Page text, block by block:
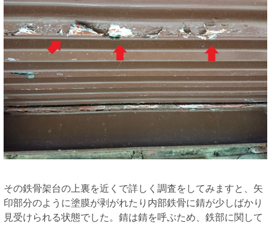
その鉄骨架台の上裏を近くで詳しく調査をしてみますと、矢
印部分のように塗膜が剥がれたり内部鉄骨に錆が少しばかり
見受けられる状態でした。錆は錆を呼ぶため、鉄部に関して